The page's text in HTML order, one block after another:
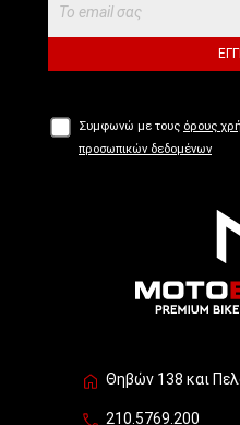
Συμφωνώ με τους όρους
προσωπικών δεδομένων
Θηβών 138 και
210.5769.200